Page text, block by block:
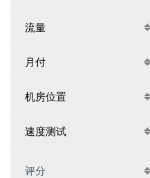
流量
月付
机房位置
速度测试
评分